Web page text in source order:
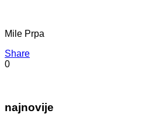
Mile Prpa
Share
0
najnovije